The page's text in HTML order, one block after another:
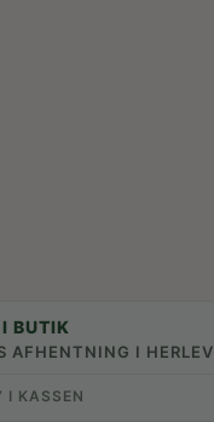
BUTIK
AFHENTNING I HERLEV
I KASSEN